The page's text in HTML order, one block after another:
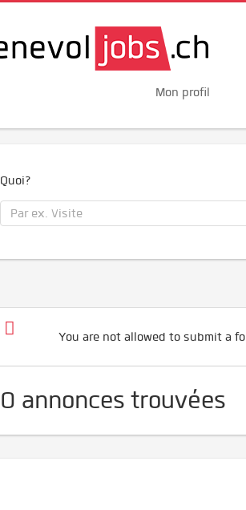
Mon profil
Quoi?
You are not allowed to submit a
0 annonces trouvées